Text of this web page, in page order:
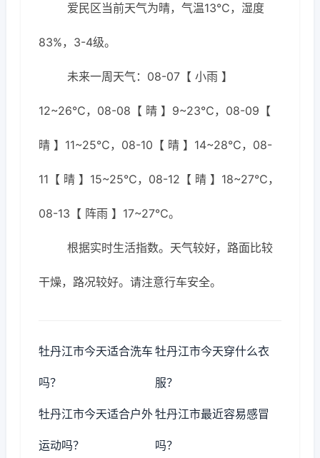
爱民区当前天气为晴，气温13℃，湿度
83%，3-4级。
未来一周天气：08-07【 小雨 】
12~26℃，08-08【 晴 】9~23℃，08-09【
晴 】11~25℃，08-10【 晴 】14~28℃，08-
11【 晴 】15~25℃，08-12【 晴 】18~27℃，
08-13【 阵雨 】17~27℃。
根据实时生活指数。天气较好，路面比较
干燥，路况较好。请注意行车安全。
牡丹江市今天适合洗车
吗？
牡丹江市今天穿什么衣
服？
牡丹江市今天适合户外
运动吗？
牡丹江市最近容易感冒
吗？